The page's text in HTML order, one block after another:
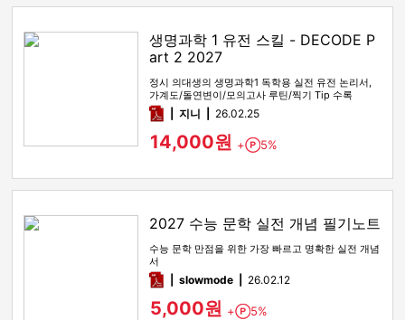
생명과학 1 유전 스킬 - DECODE P
art 2 2027
정시 의대생의 생명과학1 독학용 실전 유전 논리서,
가계도/돌연변이/모의고사 루틴/찍기 Tip 수록
pdf지니 26.02.25
14,000원 + Point
5%
2027 수능 문학 실전 개념 필기노트
수능 문학 만점을 위한 가장 빠르고 명확한 실전 개념
서
pdfslowmode 26.02.12
5,000원 + Point
5%